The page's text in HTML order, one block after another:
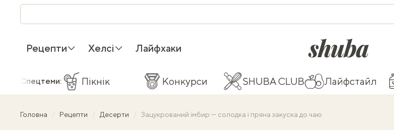
Рецепти Хелсі Лайфхаки shuba.life
Спецтеми: Пікнік Конкурси SHUBA CLUB Лайфстайл
Головна Рецепти Десерти Зацукрований імбир — солодка і пряна закуска до чаю